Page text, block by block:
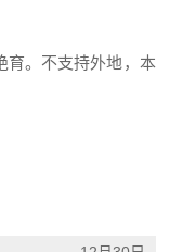
育。不支持外地，本